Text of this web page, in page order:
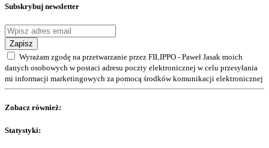
Subskrybuj newsletter
Zapisz
Wyrażam zgodę na przetwarzanie przez FILIPPO - Paweł Jasak moich
danych osobowych w postaci adresu poczty elektronicznej w celu przesyłania
mi informacji marketingowych za pomocą środków komunikacji elektronicznej
Zobacz również:
Statystyki: